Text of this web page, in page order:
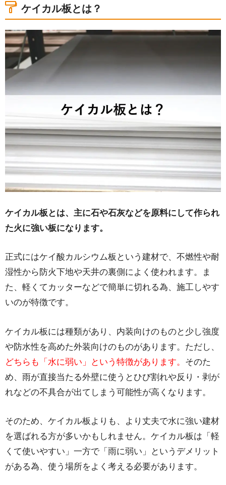
い！
2-1.耐水性が低い
2-2.耐候性が低い
3.ケイカル板以外の外壁仕上げ材の選択肢
4.ケイカル板は外壁の下地材としてもおすすめでき
ない！他の下地材と比較
5.ケイカル板が使用されるケース
5-1.軒天
5-2.内装の防火下地
5-3.工場・倉庫
6.ケイカル板は基本的に塗装が必要！
7.まとめ
ケイカル板とは？
ケイカル板とは、主に石や石灰などを原料にして作られ
た火に強い板になります。
正式にはケイ酸カルシウム板という建材で、不燃性や耐
湿性から防火下地や天井の裏側によく使われます。ま
た、軽くてカッターなどで簡単に切れる為、施工しやす
いのが特徴です。
ケイカル板には種類があり、内装向けのものと少し強度
や防水性を高めた外装向けのものがあります。ただし、
どちらも「水に弱い」という特徴があります。 そのた
め、雨が直接当たる外壁に使うとひび割れや反り・剥が
れなどの不具合が出てしまう可能性が高くなります。
そのため、ケイカル板よりも、より丈夫で水に強い建材
を選ばれる方が多いかもしれません。ケイカル板は「軽
くて使いやすい」一方で「雨に弱い」というデメリット
がある為、使う場所をよく考える必要があります。